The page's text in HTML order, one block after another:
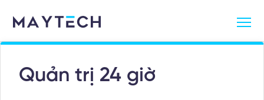
Quản trị 24 giờ